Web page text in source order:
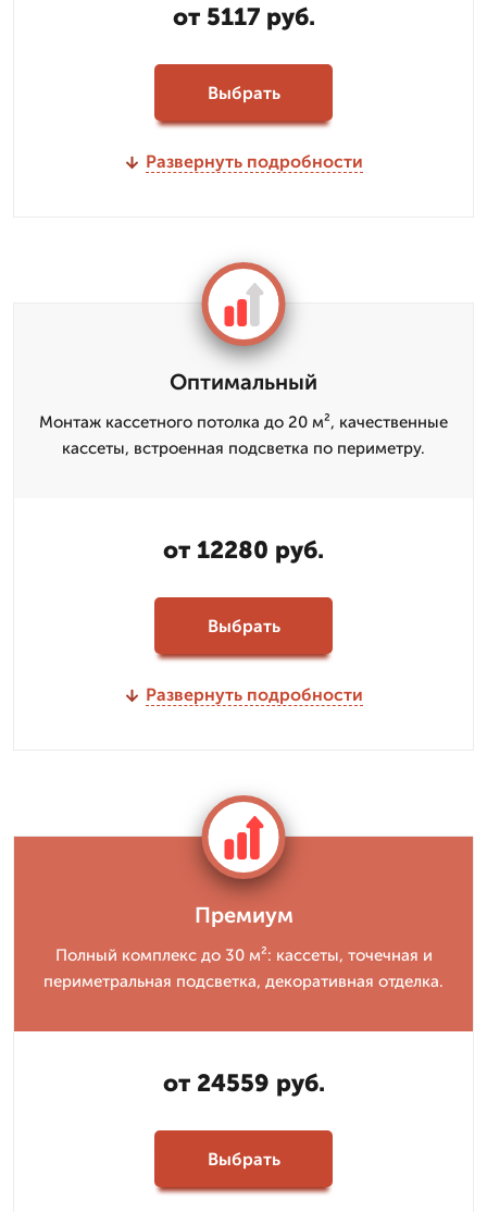
от 5117 руб.
Выбрать
Развернуть подробности
Оптимальный
Монтаж кассетного потолка до 20 м², качественные
кассеты, встроенная подсветка по периметру.
от 12280 руб.
Выбрать
Развернуть подробности
Премиум
Полный комплекс до 30 м²: кассеты, точечная и
периметральная подсветка, декоративная отделка.
от 24559 руб.
Выбрать